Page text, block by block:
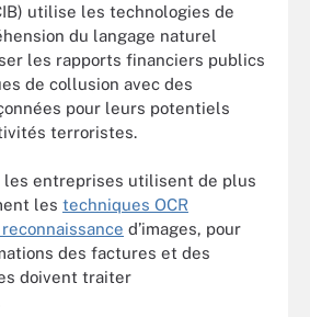
utilise les technologies de
du langage naturel
les rapports financiers publics
de collusion avec des
pour leurs potentiels
terroristes.
les entreprises utilisent de plus
les techniques OCR
d’images, pour
des factures et des
doivent traiter